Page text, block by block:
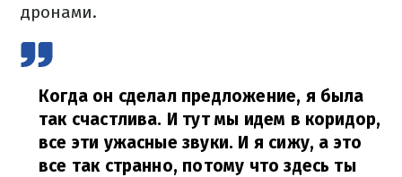
дронами.
Когда он сделал предложение, я была
так счастлива. И тут мы идем в коридор,
все эти ужасные звуки. И я сижу, а это
все так странно, потому что здесь ты